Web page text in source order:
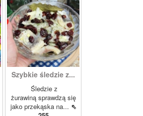
Szybkie śledzie z...
Śledzie z
żurawiną sprawdzą się
jako przekąska na... ⇖